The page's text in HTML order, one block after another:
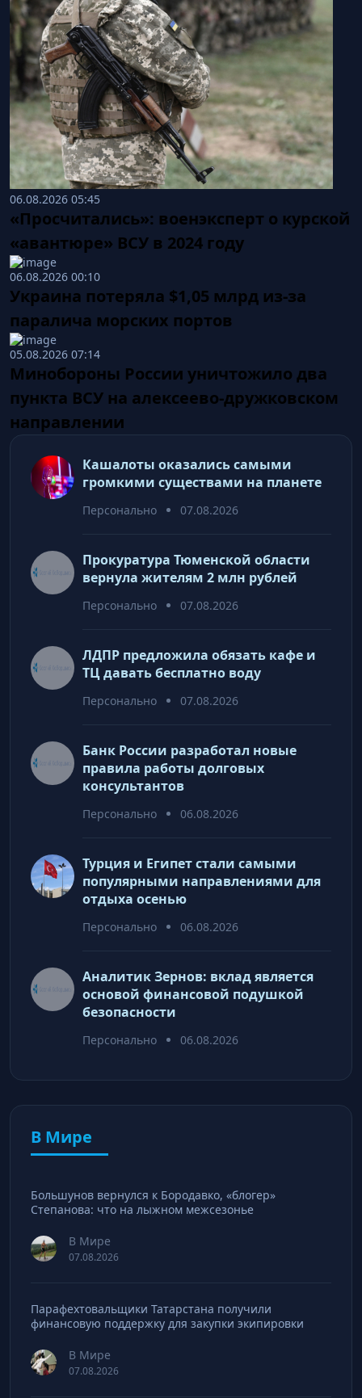
06.08.2026 05:45
«Просчитались»: военэксперт о курской
«авантюре» ВСУ в 2024 году
06.08.2026 00:10
Украина потеряла $1,05 млрд из-за
паралича морских портов
05.08.2026 07:14
Минобороны России уничтожило два
пункта ВСУ на алексеево-дружковском
направлении
Кашалоты оказались самыми
громкими существами на планете
Персонально 07.08.2026
Прокуратура Тюменской области
вернула жителям 2 млн рублей
Персонально 07.08.2026
ЛДПР предложила обязать кафе и
ТЦ давать бесплатно воду
Персонально 07.08.2026
Банк России разработал новые
правила работы долговых
консультантов
Персонально 06.08.2026
Турция и Египет стали самыми
популярными направлениями для
отдыха осенью
Персонально 06.08.2026
Аналитик Зернов: вклад является
основой финансовой подушкой
безопасности
Персонально 06.08.2026
В Мире
Большунов вернулся к Бородавко, «блогер»
Степанова: что на лыжном межсезонье
В Мире
07.08.2026
Парафехтовальщики Татарстана получили
финансовую поддержку для закупки экипировки
В Мире
07.08.2026